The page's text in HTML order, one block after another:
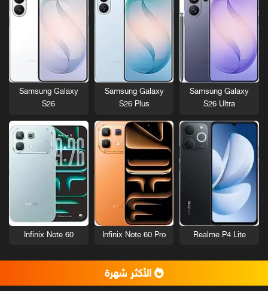
Samsung Galaxy
S26 Ultra
Samsung Galaxy
S26 Plus
Samsung Galaxy
S26
Realme P4 Lite
Infinix Note 60 Pro
Infinix Note 60
الأكثر شهرة